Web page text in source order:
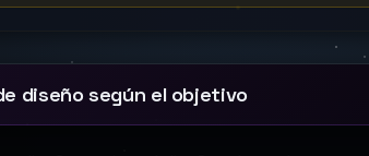
diseño según el objetivo